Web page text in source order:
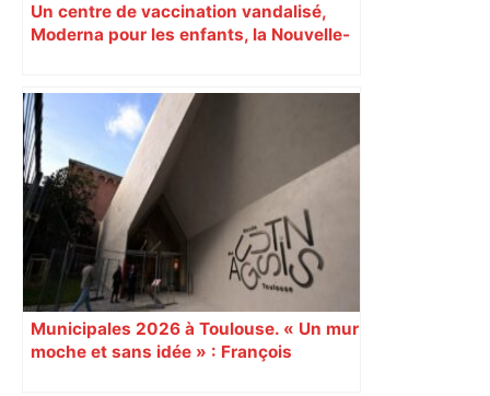
Un centre de vaccination vandalisé,
Moderna pour les enfants, la Nouvelle-
Municipales 2026 à Toulouse. « Un mur
moche et sans idée » : François